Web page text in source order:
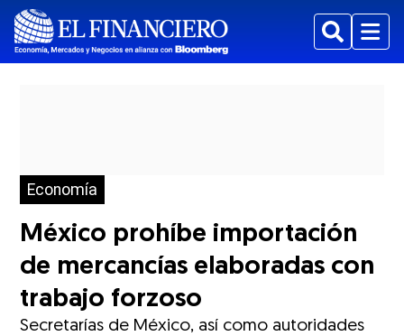
BuscarMenu
Economía
México prohíbe importación
de mercancías elaboradas con
trabajo forzoso
Secretarías de México, así como autoridades